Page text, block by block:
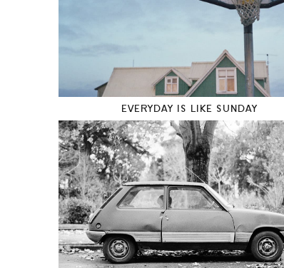
EVERYDAY IS LIKE SUNDAY